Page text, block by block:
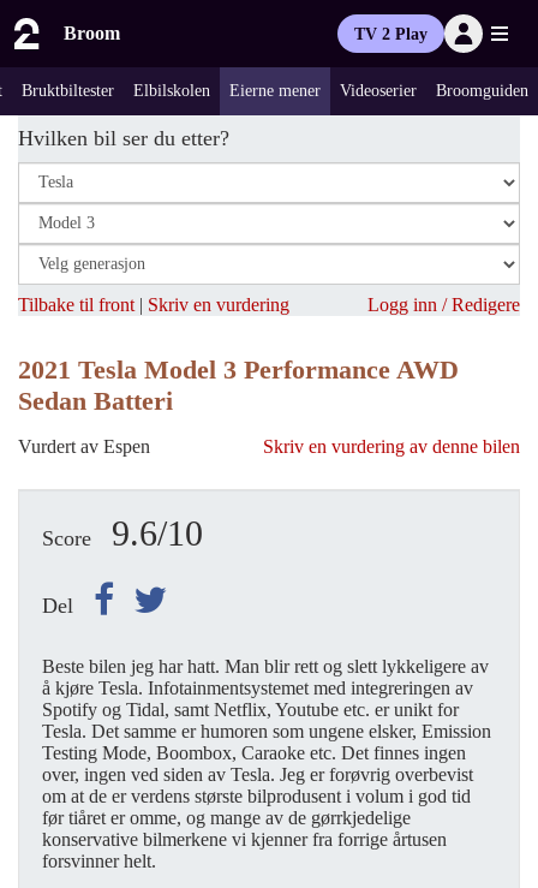
Broom TV 2 Play
Bruktbiltester Elbilskolen Eierne mener Videoserier Broomguiden
Hvilken bil ser du etter?
Tilbake til front | Skriv en vurdering Logg inn / Redigere
2021 Tesla Model 3 Performance AWD
Sedan Batteri
Vurdert av Espen Skriv en vurdering av denne bilen
Score 9.6/10
Del
Beste bilen jeg har hatt. Man blir rett og slett lykkeligere av
å kjøre Tesla. Infotainmentsystemet med integreringen av
Spotify og Tidal, samt Netflix, Youtube etc. er unikt for
Tesla. Det samme er humoren som ungene elsker, Emission
Testing Mode, Boombox, Caraoke etc. Det finnes ingen
over, ingen ved siden av Tesla. Jeg er forøvrig overbevist
om at de er verdens største bilprodusent i volum i god tid
før tiåret er omme, og mange av de gørrkjedelige
konservative bilmerkene vi kjenner fra forrige årtusen
forsvinner helt.